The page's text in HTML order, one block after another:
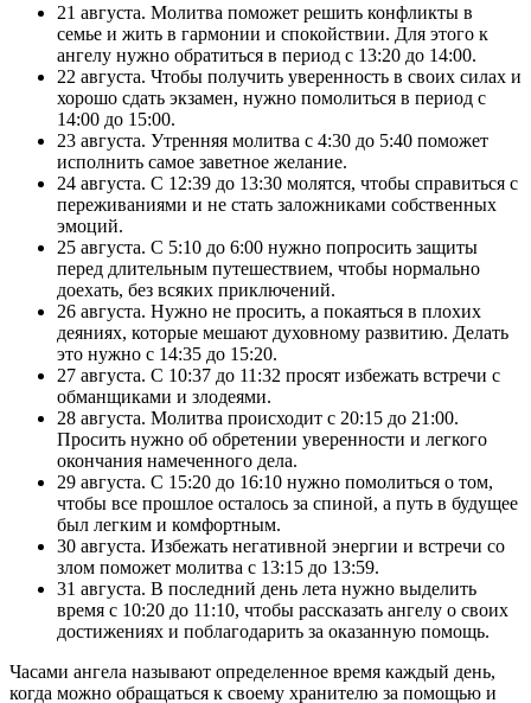
21 августа. Молитва поможет решить конфликты в
семье и жить в гармонии и спокойствии. Для этого к
ангелу нужно обратиться в период с 13:20 до 14:00.
22 августа. Чтобы получить уверенность в своих силах и
хорошо сдать экзамен, нужно помолиться в период с
14:00 до 15:00.
23 августа. Утренняя молитва с 4:30 до 5:40 поможет
исполнить самое заветное желание.
24 августа. С 12:39 до 13:30 молятся, чтобы справиться с
переживаниями и не стать заложниками собственных
эмоций.
25 августа. С 5:10 до 6:00 нужно попросить защиты
перед длительным путешествием, чтобы нормально
доехать, без всяких приключений.
26 августа. Нужно не просить, а покаяться в плохих
деяниях, которые мешают духовному развитию. Делать
это нужно с 14:35 до 15:20.
27 августа. С 10:37 до 11:32 просят избежать встречи с
обманщиками и злодеями.
28 августа. Молитва происходит с 20:15 до 21:00.
Просить нужно об обретении уверенности и легкого
окончания намеченного дела.
29 августа. С 15:20 до 16:10 нужно помолиться о том,
чтобы все прошлое осталось за спиной, а путь в будущее
был легким и комфортным.
30 августа. Избежать негативной энергии и встречи со
злом поможет молитва с 13:15 до 13:59.
31 августа. В последний день лета нужно выделить
время с 10:20 до 11:10, чтобы рассказать ангелу о своих
достижениях и поблагодарить за оказанную помощь.
Часами ангела называют определенное время каждый день,
когда можно обращаться к своему хранителю за помощью и